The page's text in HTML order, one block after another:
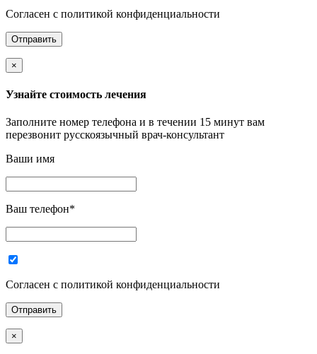
Согласен с политикой конфиденциальности
×
Узнайте стоимость лечения
Заполните номер телефона и в течении 15 минут вам
перезвонит русскоязычный врач-консультант
Ваши имя
Ваш телефон*
Согласен с политикой конфиденциальности
×